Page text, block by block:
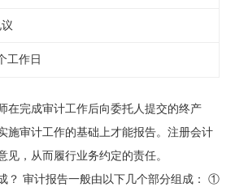
工作日
在完成审计工作后向委托人提交的终产
施审计工作的基础上才能报告。注册会计
见，从而履行业务约定的责任。
？ 审计报告一般由以下几个部分组成： ①